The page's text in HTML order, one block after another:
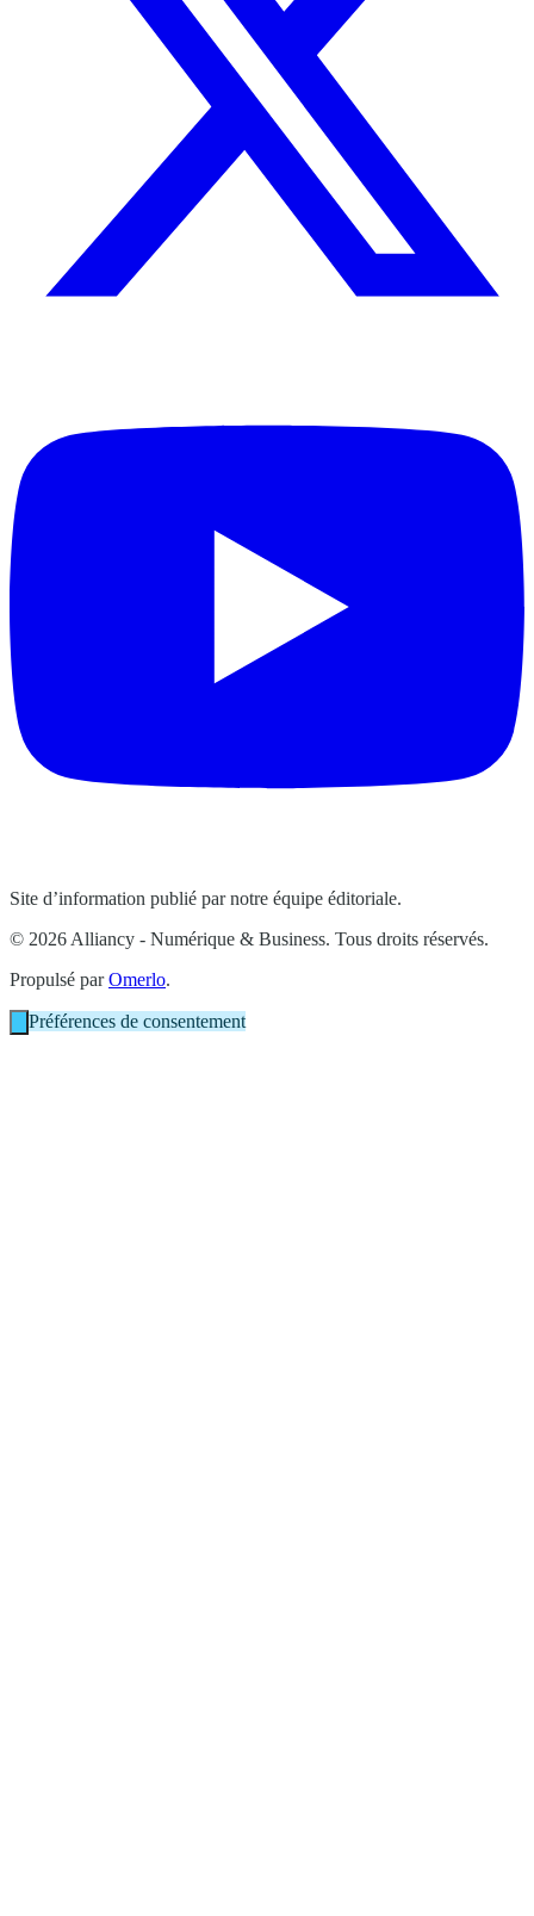
Site d’information publié par notre équipe éditoriale.
© 2026 Alliancy - Numérique & Business. Tous droits réservés.
Propulsé parOmerlo.
Préférences de consentement